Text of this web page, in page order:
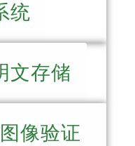
统
文存储
像验证